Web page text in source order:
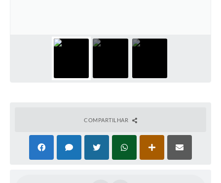
COMPARTILHAR